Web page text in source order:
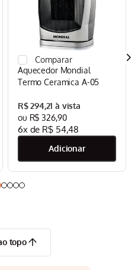
Aquecedor Mondial
Termo Ceramica A-05
R$ 294,21
R$ 326,90
6x de R$ 54,48
topo